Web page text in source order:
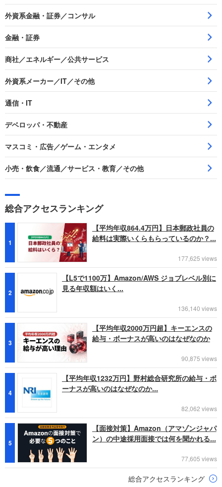
外資系金融・証券／コンサル
金融・証券
商社／エネルギー／公共サービス
外資系メーカー／IT／その他
通信・IT
デベロッパ・不動産
マスコミ・広告／ゲーム・エンタメ
小売・飲食／流通／サービス・教育／その他
総合アクセスランキング
1
【平均年収864.4万円】日本郵政社員の
給料は実際いくらもらっているのか？...
177,625 views
2
【L5で1100万】Amazon/AWS ジョブレベル別に
見る年収額はいく...
136,140 views
3
【平均年収2000万円超】キーエンスの
給与・ボーナスが高いのはなぜなのか
90,875 views
4
【平均年収1232万円】野村総合研究所の給与・ボ
ーナスが高いのはなぜなのか...
82,062 views
5
【面接対策】Amazon（アマゾンジャパ
ン）の中途採用面接では何を聞かれる...
77,605 views
総合アクセスランキング